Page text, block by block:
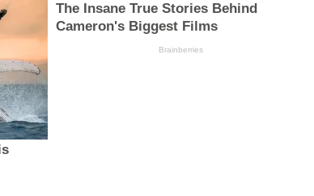
The Insane True Stories Behind
Cameron's Biggest Films
Brainberries